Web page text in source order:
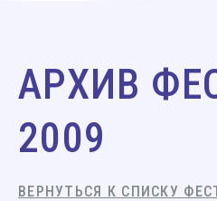
АРХИВ
2009
ВЕРНУТЬСЯ К СПИСКУ